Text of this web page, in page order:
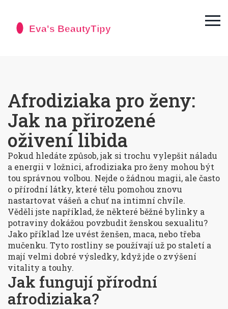
Afrodiziaka pro ženy:
Jak na přirozené
oživení libida
Pokud hledáte způsob, jak si trochu vylepšit náladu
a energii v ložnici, afrodiziaka pro ženy mohou být
tou správnou volbou. Nejde o žádnou magii, ale často
o přírodní látky, které tělu pomohou znovu
nastartovat vášeň a chuť na intimní chvíle.
Věděli jste například, že některé běžné bylinky a
potraviny dokážou povzbudit ženskou sexualitu?
Jako příklad lze uvést ženšen, maca, nebo třeba
mučenku. Tyto rostliny se používají už po staletí a
mají velmi dobré výsledky, když jde o zvýšení
vitality a touhy.
Jak fungují přírodní
afrodiziaka?